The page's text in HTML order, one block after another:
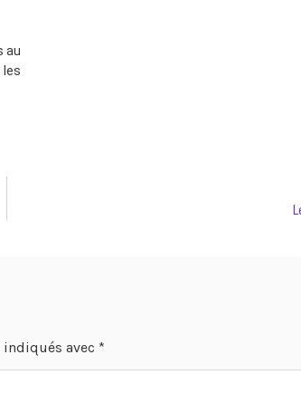
au
les
avec *